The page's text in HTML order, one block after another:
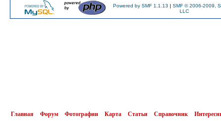
Powered by SMF 1.1.13 | SMF © 2006-2009,
LLC
Главная Форум Фотографии Карта Статьи Справочник